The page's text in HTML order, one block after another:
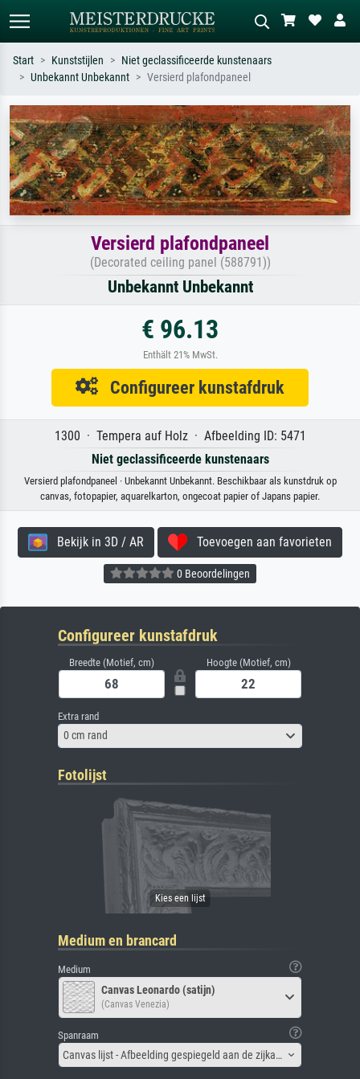
Zoek op kunstenaar, titel of stijl – bijv.
Monet, Sterrennacht, impressionisme,
Hokusai-golf, naakt.
Beschrijf de scène – bijv. groene
weide, abstract met veel rood, donker
olieverfschilderij, staand naakt naast
een boom.
Start Kunststijlen
Niet geclassificeerde kunstenaars
Unbekannt Unbekannt
Versierd plafondpaneel
Versierd plafondpaneel
(Decorated ceiling panel (588791))
Unbekannt Unbekannt
€ 96.13
Enthält 21% MwSt.
Configureer kunstafdruk
1300 · Tempera auf Holz · Afbeelding ID: 5471
Niet geclassificeerde kunstenaars
Versierd plafondpaneel · Unbekannt Unbekannt. Beschikbaar als kunstdruk op
canvas, fotopapier, aquarelkarton, ongecoat papier of Japans papier.
Bekijk in 3D / AR Toevoegen aan favorieten
0 Beoordelingen
Configureer kunstafdruk
Breedte (Motief, cm) Hoogte (Motief, cm)
Extra rand
0 cm rand
Fotolijst
Medium en brancard
Medium
Canvas Leonardo (satijn)
(Canvas Venezia)
Spanraam
Canvas lijst - Afbeelding gespiegeld aan de zijkant